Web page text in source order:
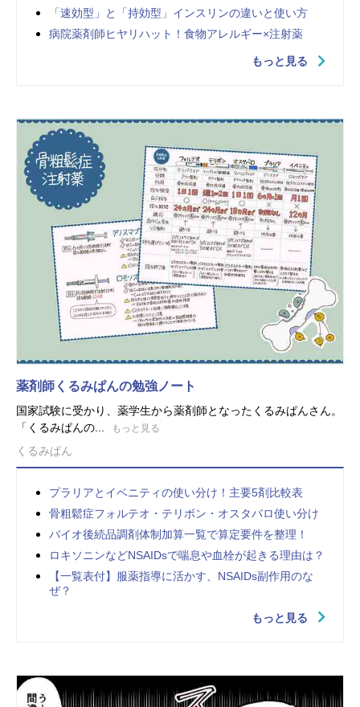
「速効型」と「持効型」インスリンの違いと使い方
病院薬剤師ヒヤリハット！食物アレルギー×注射薬
もっと見る
薬剤師くるみぱんの勉強ノート
国家試験に受かり、薬学生から薬剤師となったくるみぱんさん。
「くるみぱんの...
もっと見る
くるみぱん
プラリアとイベニティの使い分け！主要5剤比較表
骨粗鬆症フォルテオ・テリボン・オスタバロ使い分け
バイオ後続品調剤体制加算一覧で算定要件を整理！
ロキソニンなどNSAIDsで喘息や血栓が起きる理由は？
【一覧表付】服薬指導に活かす、NSAIDs副作用のな
ぜ？
もっと見る